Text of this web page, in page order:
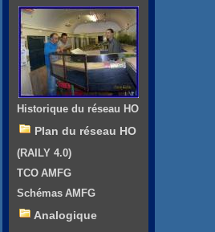
Historique du réseau HO
Plan du réseau HO
(RAILY 4.0)
TCO AMFG
Schémas AMFG
Analogique